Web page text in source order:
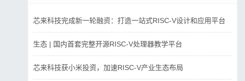
芯来科技完成新一轮融资：打造一站式RISC-V设计和应用平台
生态 | 国内首套完整开源RISC-V处理器教学平台
芯来科技获小米投资，加速RISC-V产业生态布局